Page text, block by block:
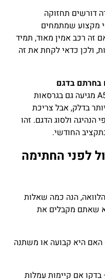
דורשים תחזוקה
מקצוע שמתמחים
זה רכב אמין מאוד, תמיד
ולכן כדאי לקחת את זה
בחרתם בדגם
אאודי A5 מגיעה גם בגרסאות
בדלק, אבל צריכת
ולסוג הדגם. זהו
החודשי.
לפני החתימה
הנה כמה שאלות
שאתם מקבלים את
האם היא קבועה או משתנה
בדקו אם קיימות עמלות